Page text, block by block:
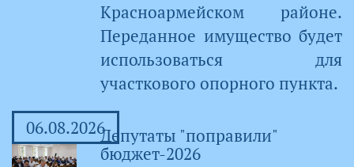
Красноармейском районе.
Переданное имущество будет
использоваться для
участкового опорного пункта.
06.08.2026Депутаты "поправили"
бюджет-2026